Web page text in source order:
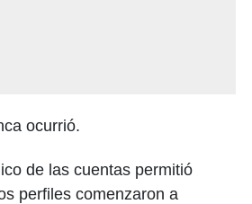
ocurrió.
de las cuentas permitió
perfiles comenzaron a